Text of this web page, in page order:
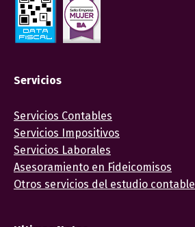
Servicios
Servicios Contables
Servicios Impositivos
Servicios Laborales
Asesoramiento en Fideicomisos
Otros servicios del estudio contable